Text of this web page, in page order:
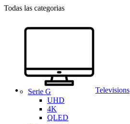
Todas las categorias
Televisions
Serie G
UHD
4K
QLED